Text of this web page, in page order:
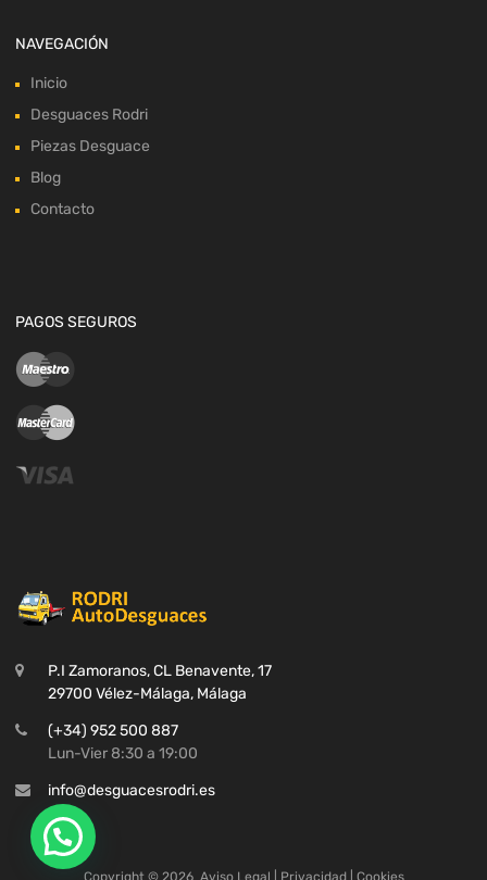
NAVEGACIÓN
Inicio
Desguaces Rodri
Piezas Desguace
Blog
Contacto
PAGOS SEGUROS
P.I Zamoranos, CL Benavente, 17
29700 Vélez-Málaga, Málaga
(+34) 952 500 887
Lun-Vier 8:30 a 19:00
info@desguacesrodri.es